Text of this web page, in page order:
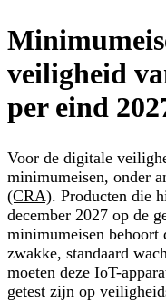
veiligheid
per eind
Voor de digitale
minimumeisen, onder
(CRA). Producten die
december 2027 op de
minimumeisen behoort
zwakke, standaard
moeten deze IoT-
getest zijn op